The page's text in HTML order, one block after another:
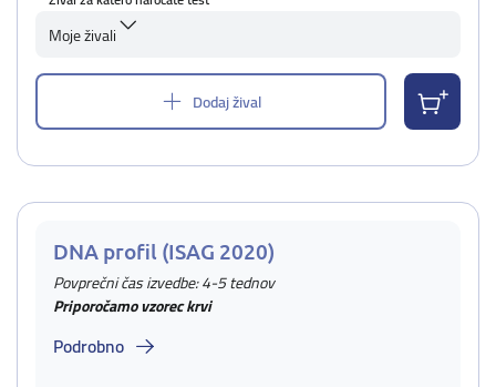
Moje živali
Dodaj žival
DNA profil (ISAG 2020)
Povprečni čas izvedbe: 4-5 tednov
Priporočamo vzorec krvi
Podrobno